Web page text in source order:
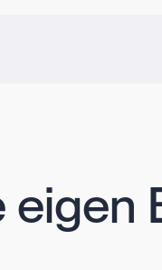
eigen